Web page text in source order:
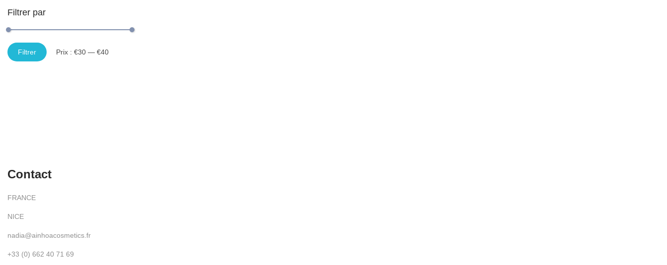
Filtrer par
Filtrer Prix : €30 — €40
Contact
FRANCE
NICE
nadia@ainhoacosmetics.fr
+33 (0) 662 40 71 69